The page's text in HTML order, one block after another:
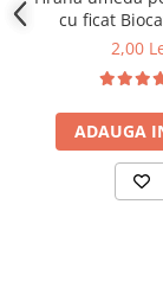
Carne și
extracte de
din pește,
și grăsimi,
13%, grăsimi
Aditivi
Vit. E 342 mg/
mg/kg, Cu 4,3
cu ficat
2,00
ADAUGA